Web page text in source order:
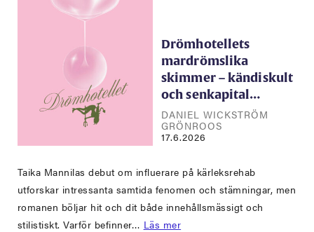
Drömhotellets
mardrömslika
skimmer – kändiskult
och senkapital…
DANIEL WICKSTRÖM
GRÖNROOS
17.6.2026
Taika Mannilas debut om influerare på kärleksrehab
utforskar intressanta samtida fenomen och stämningar, men
romanen böljar hit och dit både innehållsmässigt och
stilistiskt. Varför befinner… Läs mer